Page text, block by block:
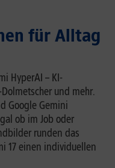
für Alltag
HyperAI – KI-
und mehr.
Google Gemini
ob im Job oder
runden das
17 einen individuellen